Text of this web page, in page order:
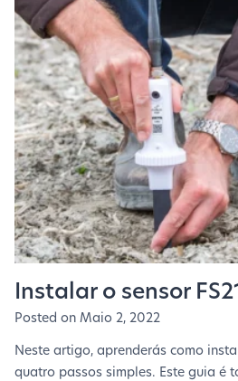
Instalar o sensor
Posted on Maio 2, 2022
Neste artigo, aprenderás como
quatro passos simples. Este guia é